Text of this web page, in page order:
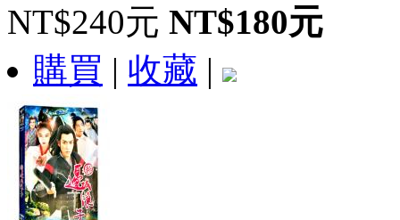
NT$240元 NT$180元
購買 | 收藏 |